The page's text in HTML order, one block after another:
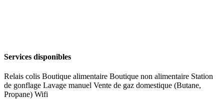
Services disponibles
Relais colis Boutique alimentaire Boutique non alimentaire Station
de gonflage Lavage manuel Vente de gaz domestique (Butane,
Propane) Wifi